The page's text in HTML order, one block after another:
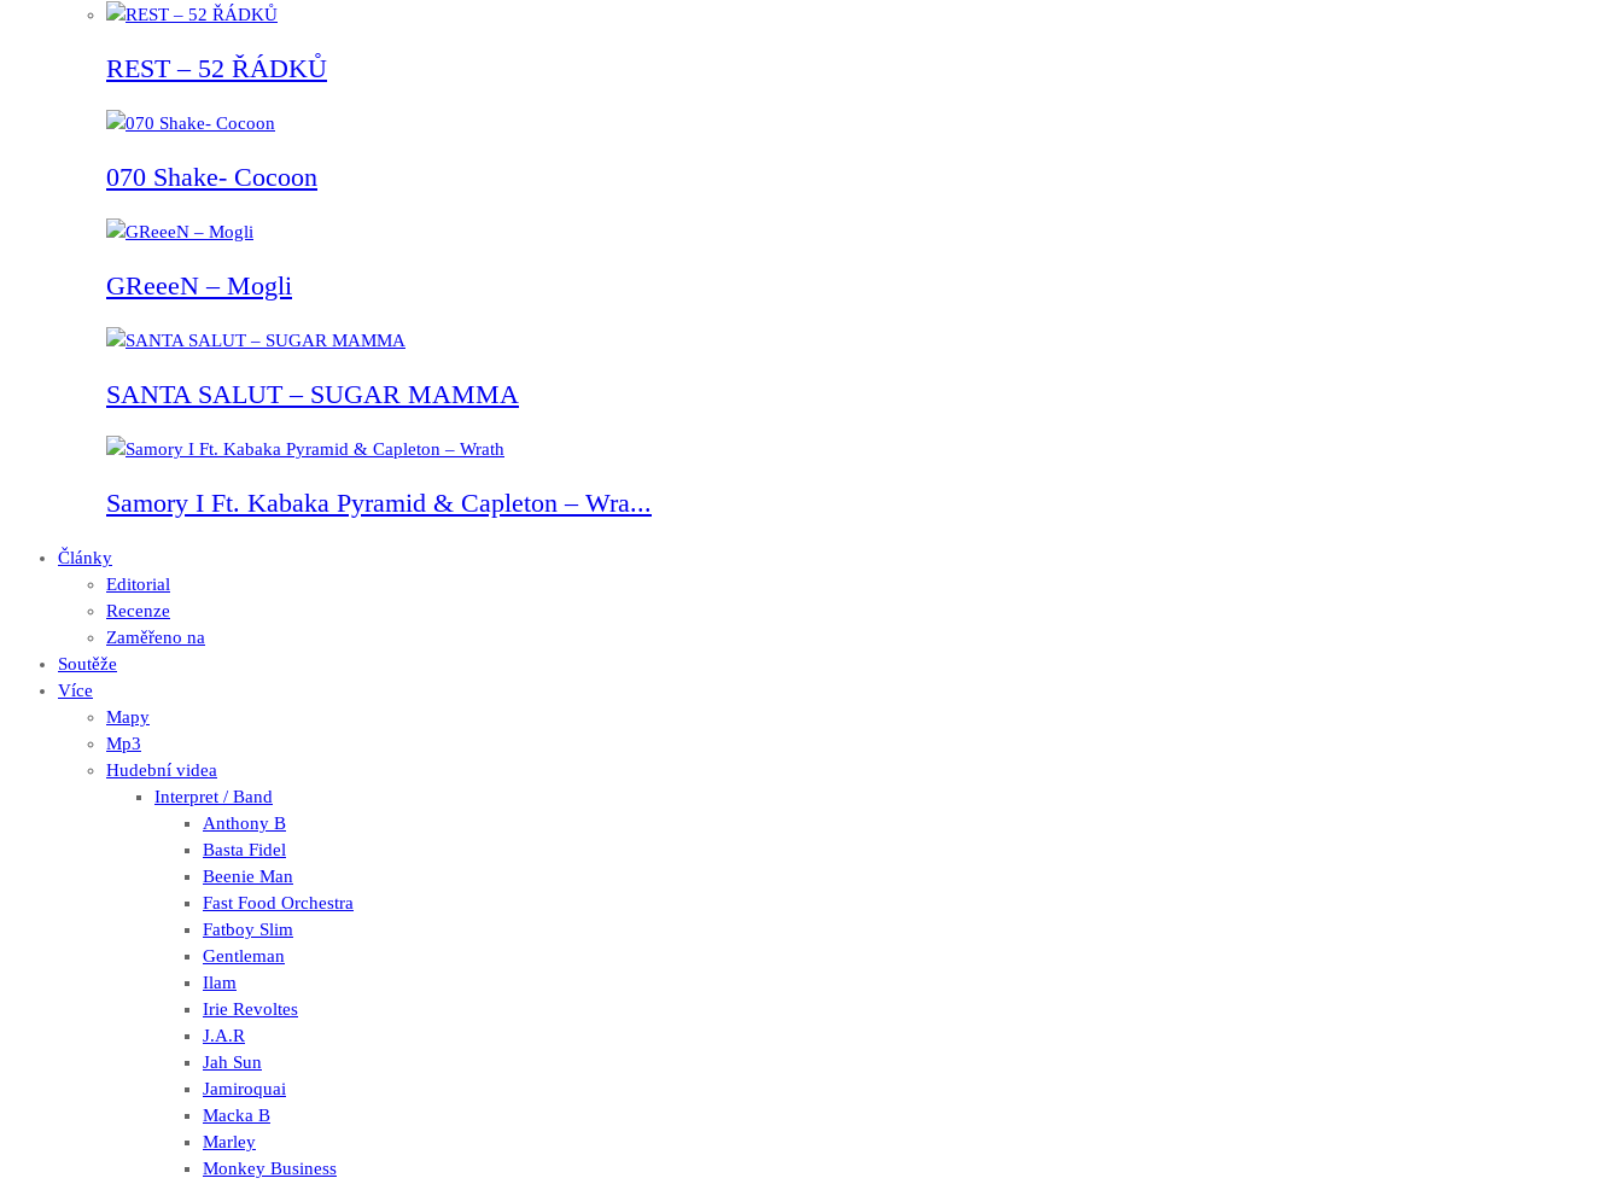
REST – 52 ŘÁDKŮ
070 Shake- Cocoon
GReeeN – Mogli
SANTA SALUT – SUGAR MAMMA
Samory I Ft. Kabaka Pyramid & Capleton – Wra...
Články
Editorial
Recenze
Zaměřeno na
Soutěže
Více
Mapy
Mp3
Hudební videa
Interpret / Band
Anthony B
Basta Fidel
Beenie Man
Fast Food Orchestra
Fatboy Slim
Gentleman
Ilam
Irie Revoltes
J.A.R
Jah Sun
Jamiroquai
Macka B
Marley
Monkey Business